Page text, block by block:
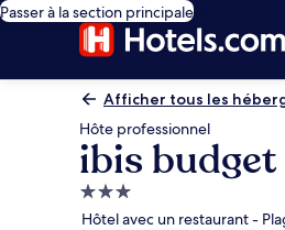
Passer à la section principale
Afficher tous les
Hôte professionnel
ibis
Hébergement
3.0 étoiles
Hôtel avec un restaurant -